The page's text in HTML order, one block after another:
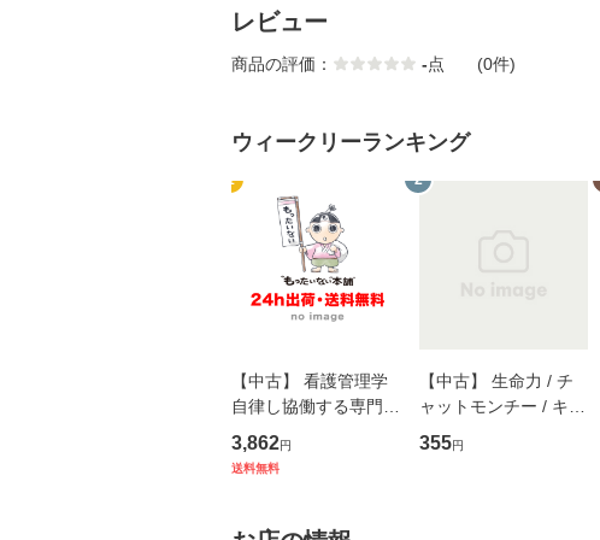
レビュー
商品の評価： -点 (0件)
ウィークリーランキング
1
【中古】 看護管理学
自律し協働する専門職
の看護マネジメントス
キル 改訂第3版 (看護
堂 [単行
3,862円
送料無料
2
【中古】 生命力 / チ
ャットモンチー / キュ
ーンレコード [CD]
【メール便送料無料】
355円